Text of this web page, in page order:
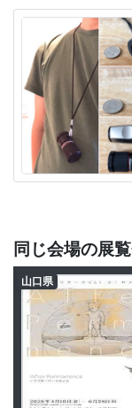
同じ会場の展
山口県